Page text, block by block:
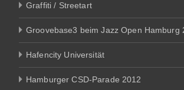
Graffiti / Streetart
Groovebase3 beim Jazz Open Hamburg
Hafencity Universität
Hamburger CSD-Parade 2012